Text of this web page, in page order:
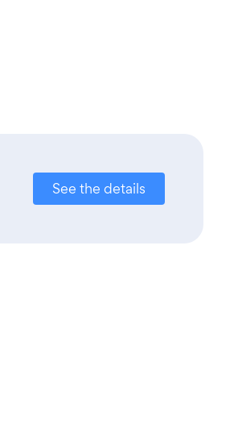
See the details